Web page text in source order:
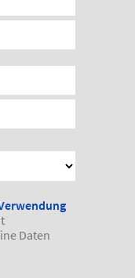
Daten